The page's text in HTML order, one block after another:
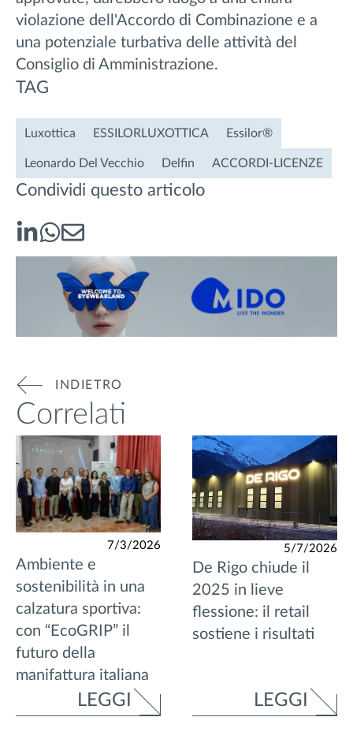
violazione dell'Accordo di Combinazione e a
una potenziale turbativa delle attività del
Consiglio di Amministrazione.
TAG
Luxottica ESSILORLUXOTTICA Essilor®
Leonardo Del Vecchio Delfin ACCORDI-LICENZE
Condividi questo articolo
INDIETRO
Correlati
7/3/2026
Ambiente e
sostenibilità in una
calzatura sportiva:
con “EcoGRIP” il
futuro della
manifattura italiana
LEGGI
5/7/2026
De Rigo chiude il
2025 in lieve
flessione: il retail
sostiene i risultati
LEGGI